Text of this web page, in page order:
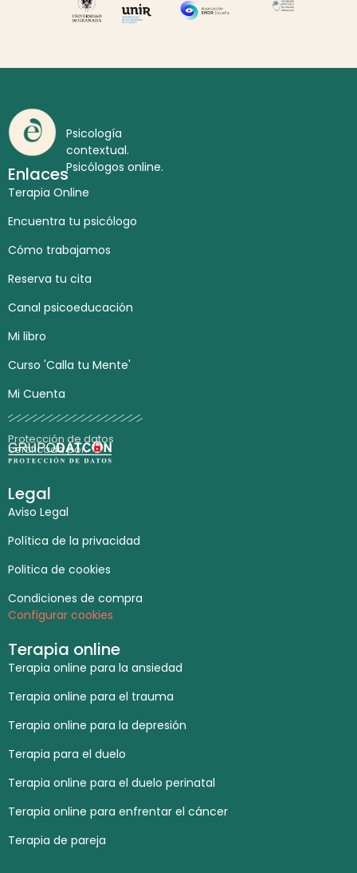
Psicología
contextual.
Psicólogos online.
Enlaces
Terapia Online
Encuentra tu psicólogo
Cómo trabajamos
Reserva tu cita
Canal psicoeducación
Mi libro
Curso 'Calla tu Mente'
Mi Cuenta
Protección de datos
certificada por:
Legal
Aviso Legal
Política de la privacidad
Politica de cookies
Condiciones de compra
Configurar cookies
Terapia online
Terapia online para la ansiedad
Terapia online para el trauma
Terapia online para la depresión
Terapia para el duelo
Terapia online para el duelo perinatal
Terapia online para enfrentar el cáncer
Terapia de pareja